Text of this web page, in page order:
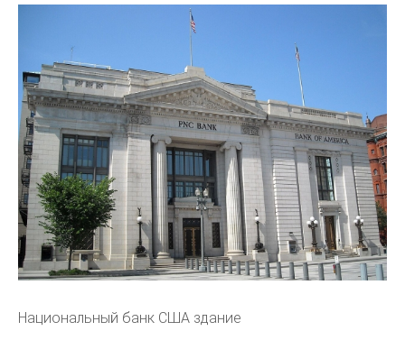
Национальный банк США здание